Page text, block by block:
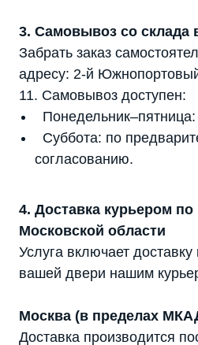
3. Самовывоз со склада
Забрать заказ
адресу: 2-й
11. Самовывоз доступен:
Суббота: по
согласованию.
4. Доставка курьером
Московской области
Услуга включает
вашей двери нашим
Москва (в пределах
Доставка производится